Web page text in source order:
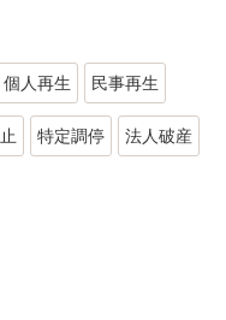
個人再生 民事再生
特定調停 法人破産